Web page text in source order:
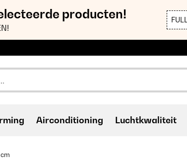
producten!
Airconditioning Luchtkwaliteit